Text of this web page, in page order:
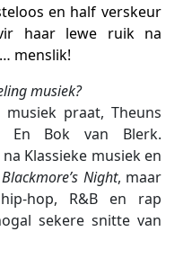
en half verskeur
haar lewe ruik na
menslik!
musiek?
praat, Theuns
En Bok van Blerk.
Klassieke musiek en
Blackmore’s Night, maar
hop, R&B en rap
sekere snitte van